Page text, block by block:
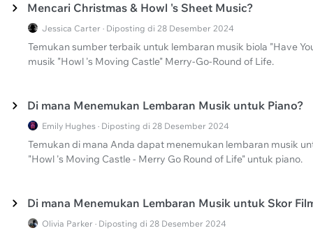
Mencari Christmas & Howl 's Sheet Music?
Jessica Carter · Diposting di 28 Desember 2024
Temukan sumber terbaik untuk lembaran musik biola "Have
musik "Howl 's Moving Castle" Merry-Go-Round of Life.
Di mana Menemukan Lembaran Musik untuk Piano?
Emily Hughes · Diposting di 28 Desember 2024
Temukan di mana Anda dapat menemukan lembaran musik
"Howl 's Moving Castle - Merry Go Round of Life" untuk piano.
Di mana Menemukan Lembaran Musik untuk Skor
Olivia Parker · Diposting di 28 Desember 2024